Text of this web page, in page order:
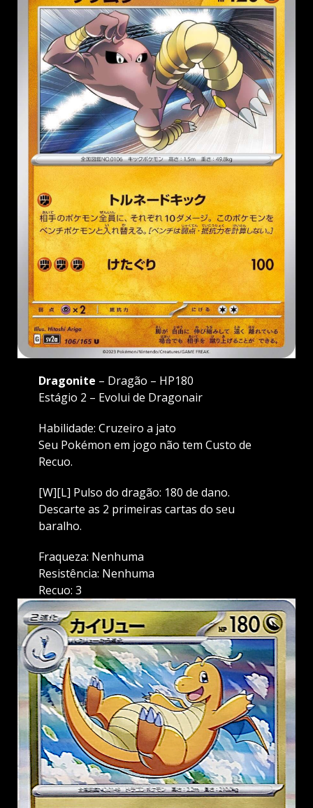
Dragonite – Dragão – HP180
Estágio 2 – Evolui de Dragonair
Habilidade: Cruzeiro a jato
Seu Pokémon em jogo não tem Custo de
Recuo.
[W][L] Pulso do dragão: 180 de dano.
Descarte as 2 primeiras cartas do seu
baralho.
Fraqueza: Nenhuma
Resistência: Nenhuma
Recuo: 3